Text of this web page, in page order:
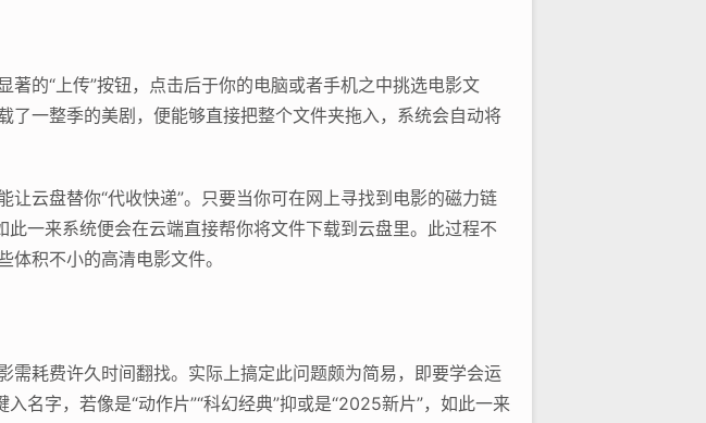
的“上传”按钮，点击后于你的电脑或者手机之中挑选电影文
一整季的美剧，便能够直接把整个文件夹拖入，系统会自动将
云盘替你“代收快递”。只要当你可在网上寻找到电影的磁力链
一来系统便会在云端直接帮你将文件下载到云盘里。此过程不
积不小的高清电影文件。
耗费许久时间翻找。实际上搞定此问题颇为简易，即要学会运
名字，若像是“动作片”“科幻经典”抑或是“2025新片”，如此一来